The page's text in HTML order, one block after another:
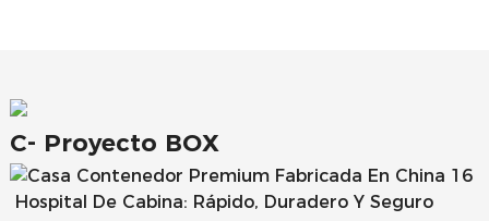
C- Proyecto BOX
Hospital De Cabina: Rápido, Duradero Y Seguro